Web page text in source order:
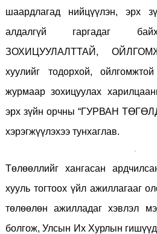
шаардлагад нийцүүлэн, эрх
алдалгүй гаргадаг
ЗОХИЦУУЛАЛТТАЙ,
хуулийг тодорхой,
журмаар зохицуулах
эрх зүйн орчны “ГУРВАН
хэрэгжүүлэхээ тунхаглав.
Төлөөллийг хангасан
хууль тогтоох үйл ажиллагааг
төлөөлөн ажилладаг хэвлэл
болгож, Улсын Их Хурлын